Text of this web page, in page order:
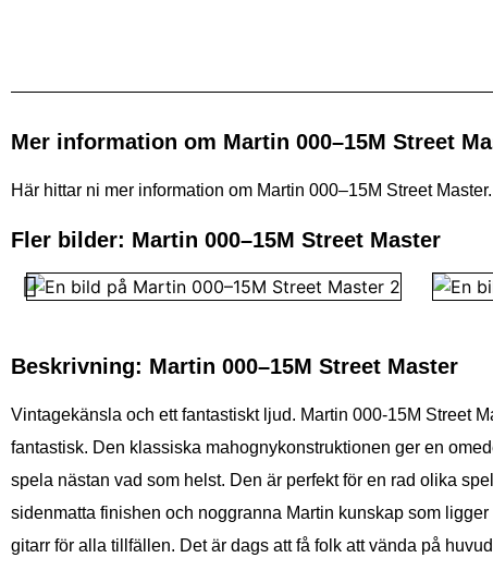
Mer information om Martin 000–15M Street
Här hittar ni mer information om Martin 000–15M Street
Fler bilder: Martin 000–15M Street Master
Beskrivning: Martin 000–15M Street Master
Vintagekänsla och ett fantastiskt ljud. Martin 000-15M Street
fantastisk. Den klassiska mahognykonstruktionen ger en
spela nästan vad som helst. Den är perfekt för en rad olika
sidenmatta finishen och noggranna Martin kunskap som
gitarr för alla tillfällen. Det är dags att få folk att vända på